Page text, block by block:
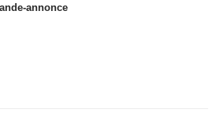
annonce